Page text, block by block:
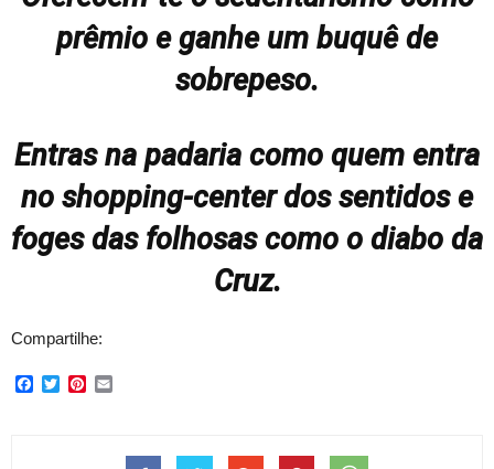
prêmio e ganhe um buquê de
sobrepeso.
Entras na padaria como quem entra
no shopping-center dos sentidos e
foges das folhosas como o diabo da
Cruz.
Compartilhe:
Facebook
TwitterPinterest